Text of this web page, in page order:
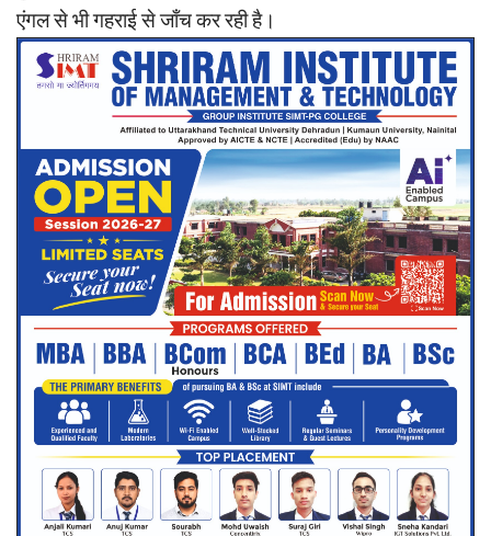
एंगल से भी गहराई से जाँच कर रही है।